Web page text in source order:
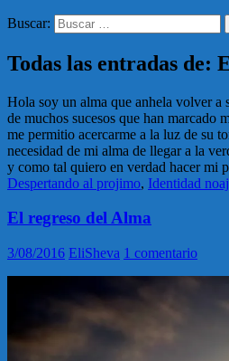
Buscar:
Todas las entradas de:
Hola soy un alma que anhela volver a
de muchos sucesos que han marcado
me permitio acercarme a la luz de su
necesidad de mi alma de llegar a la
y como tal quiero en verdad hacer mi
Despertando al projimo, Identidad
El regreso del Alma
3/08/2016 EliSheva 1 comentario